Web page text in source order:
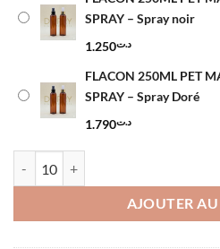
SPRAY – Spray noir
د.ت1.250
FLACON 250ML PET
SPRAY – Spray Doré
د.ت1.790
AJOUTER